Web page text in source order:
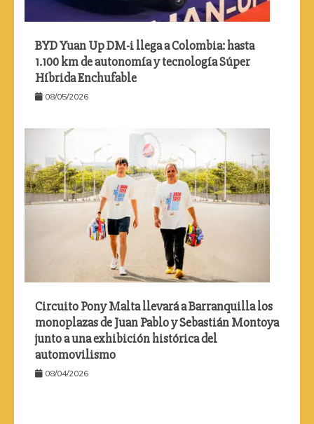
BYD Yuan Up DM-i llega a Colombia: hasta
1.100 km de autonomía y tecnología Súper
Híbrida Enchufable
08/05/2026
Circuito Pony Malta llevará a Barranquilla los
monoplazas de Juan Pablo y Sebastián Montoya
junto a una exhibición histórica del
automovilismo
08/04/2026